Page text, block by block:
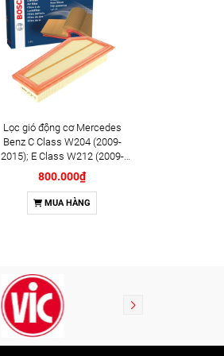
Lọc gió động cơ Mercedes
Benz C Class W204 (2009-
2015); E Class W212 (2009-
2016); SLK (2011-2015) chính
hãng Bosch (F026400134)
800.000₫
MUA HÀNG